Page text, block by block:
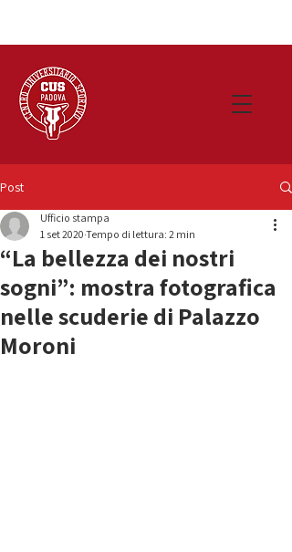
Post
“La bellezza dei nostri
sogni”: mostra fotografica
nelle scuderie di Palazzo
Moroni
Ufficio stampa
1 set 2020 Tempo di lettura: 2 min